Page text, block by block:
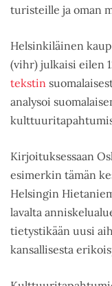
turisteille ja oman
Helsinkiläinen
(vihr) julkaisi eilen
tekstin
analysoi
Kirjoituksessaan
esimerkin tämän
Helsingin
lavalta
tietystikään uusi
kansallisesta